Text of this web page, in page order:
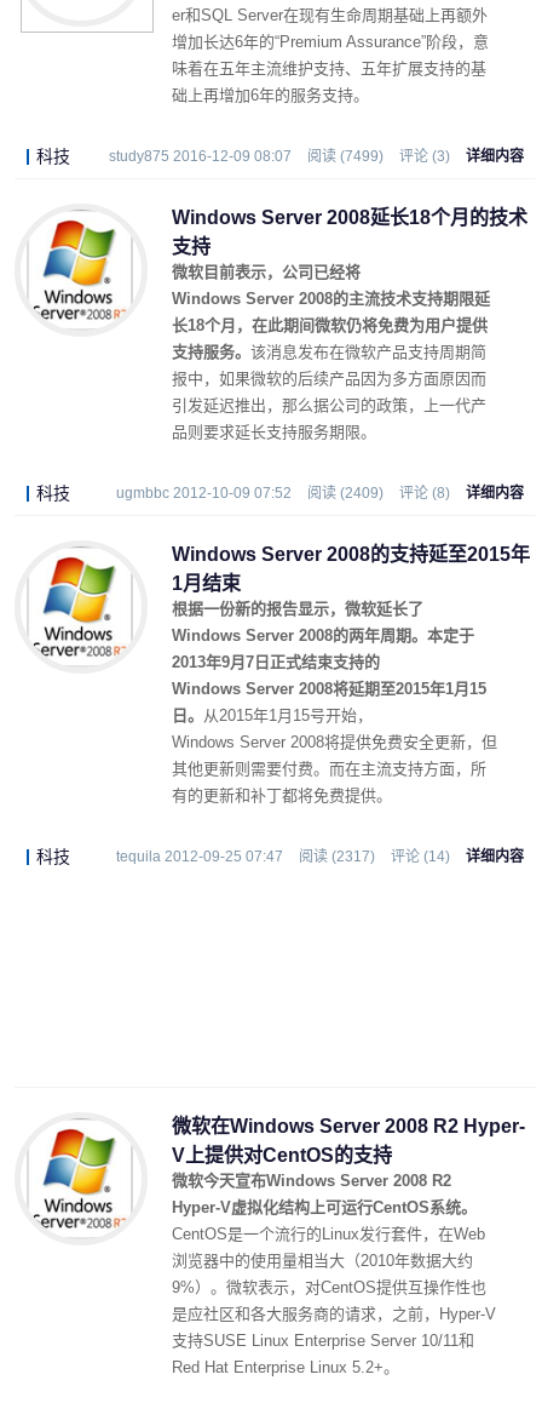
er和SQL Server在现有生命周期基础上再额外
增加长达6年的“Premium Assurance”阶段，意
味着在五年主流维护支持、五年扩展支持的基
础上再增加6年的服务支持。
科技 study875 2016-12-09 08:07 阅读 (7499) 评论 (3) 详细内容
Windows Server 2008延长18个月的技术
支持
微软目前表示，公司已经将
Windows Server 2008的主流技术支持期限延
长18个月，在此期间微软仍将免费为用户提供
支持服务。 该消息发布在微软产品支持周期简
报中，如果微软的后续产品因为多方面原因而
引发延迟推出，那么据公司的政策，上一代产
品则要求延长支持服务期限。
科技 ugmbbc 2012-10-09 07:52 阅读 (2409) 评论 (8) 详细内容
Windows Server 2008的支持延至2015年
1月结束
根据一份新的报告显示，微软延长了
Windows Server 2008的两年周期。本定于
2013年9月7日正式结束支持的
Windows Server 2008将延期至2015年1月15
日。 从2015年1月15号开始，
Windows Server 2008将提供免费安全更新，但
其他更新则需要付费。而在主流支持方面，所
有的更新和补丁都将免费提供。
科技 tequila 2012-09-25 07:47 阅读 (2317) 评论 (14) 详细内容
微软在Windows Server 2008 R2 Hyper-
V上提供对CentOS的支持
微软今天宣布Windows Server 2008 R2
Hyper-V虚拟化结构上可运行CentOS系统。
CentOS是一个流行的Linux发行套件，在Web
浏览器中的使用量相当大（2010年数据大约
9%）。微软表示，对CentOS提供互操作性也
是应社区和各大服务商的请求，之前，Hyper-V
支持SUSE Linux Enterprise Server 10/11和
Red Hat Enterprise Linux 5.2+。